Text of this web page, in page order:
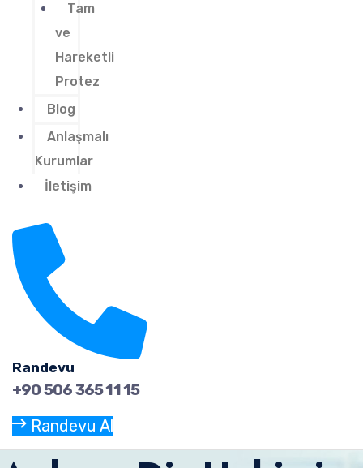
Tam
ve
Hareketli
Protez
Blog
Anlaşmalı
Kurumlar
İletişim
Randevu
+90 506 365 11 15
Randevu Al